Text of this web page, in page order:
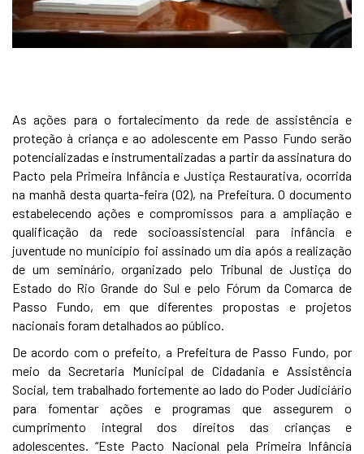
As ações para o fortalecimento da rede de assistência e
proteção à criança e ao adolescente em Passo Fundo serão
potencializadas e instrumentalizadas a partir da assinatura do
Pacto pela Primeira Infância e Justiça Restaurativa, ocorrida
na manhã desta quarta-feira (02), na Prefeitura. O documento
estabelecendo ações e compromissos para a ampliação e
qualificação da rede socioassistencial para infância e
juventude no município foi assinado um dia após a realização
de um seminário, organizado pelo Tribunal de Justiça do
Estado do Rio Grande do Sul e pelo Fórum da Comarca de
Passo Fundo, em que diferentes propostas e projetos
nacionais foram detalhados ao público.
De acordo com o prefeito, a Prefeitura de Passo Fundo, por
meio da Secretaria Municipal de Cidadania e Assistência
Social, tem trabalhado fortemente ao lado do Poder Judiciário
para fomentar ações e programas que assegurem o
cumprimento integral dos direitos das crianças e
adolescentes. “Este Pacto Nacional pela Primeira Infância